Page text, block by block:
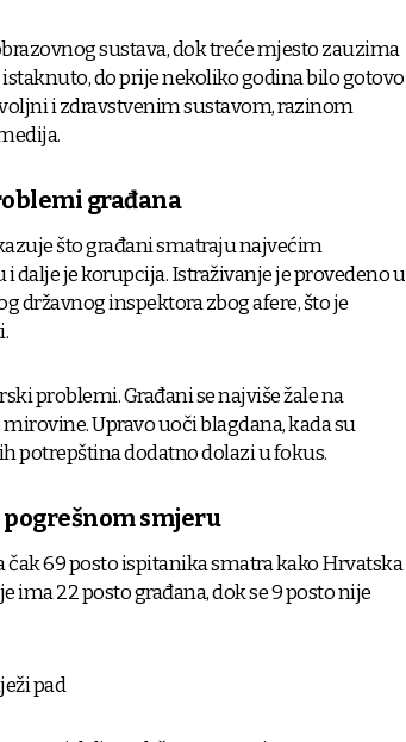
sustava, dok treće mjesto zauzima
istaknuto, do prije nekoliko godina bilo gotovo
i zdravstvenim sustavom, razinom
građana
što građani smatraju najvećim
je korupcija. Istraživanje je provedeno u
državnog inspektora zbog afere, što je
problemi. Građani se najviše žale na
Upravo uoči blagdana, kada su
potrepština dodatno dolazi u fokus.
smjeru
69 posto ispitanika smatra kako Hrvatska
22 posto građana, dok se 9 posto nije
pad